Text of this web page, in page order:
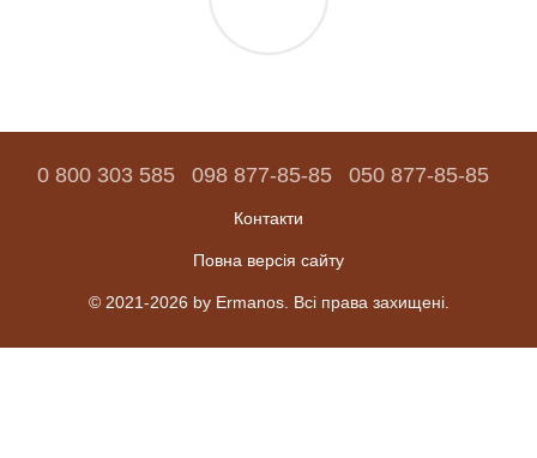
0 800 303 585 098 877-85-85 050 877-85-85
Контакти
Повна версія сайту
© 2021-2026 by Ermanos. Всі права захищені.